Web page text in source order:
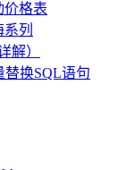
价格表
列
解）
替换SQL语句